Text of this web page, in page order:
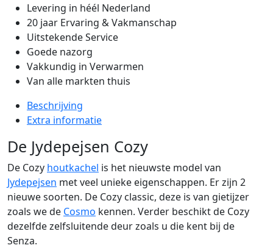
Levering in héél Nederland
20 jaar Ervaring & Vakmanschap
Uitstekende Service
Goede nazorg
Vakkundig in Verwarmen
Van alle markten thuis
Beschrijving
Extra informatie
De Jydepejsen Cozy
De Cozy houtkachel is het nieuwste model van
Jydepejsen met veel unieke eigenschappen. Er zijn 2
nieuwe soorten. De Cozy classic, deze is van gietijzer
zoals we de Cosmo kennen. Verder beschikt de Cozy
dezelfde zelfsluitende deur zoals u die kent bij de
Senza.